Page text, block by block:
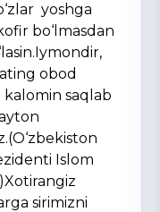
yoshga
bo‘lmasdan
obod
saqlab
Islom
sirimizni